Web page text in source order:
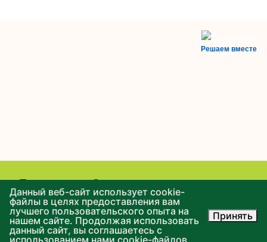
Решаем вместе
Есть вопрос?
Написать о проблеме
Данный веб-сайт использует cookie-
файлы в целях предоставления вам
лучшего пользовательского опыта на
нашем сайте. Продолжая использовать
данный сайт, вы соглашаетесь с
использованием нами cookie-файлов.
Принять